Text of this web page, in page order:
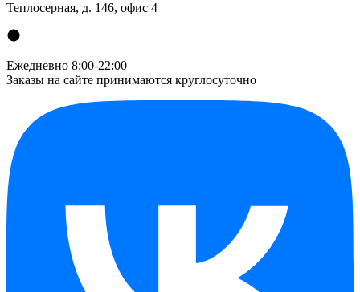
Теплосерная, д. 146, офис 4
Ежедневно 8:00-22:00
Заказы на сайте принимаются круглосуточно